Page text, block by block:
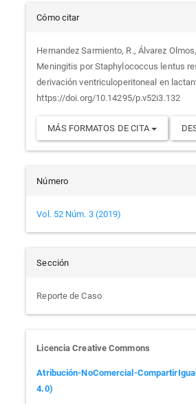
Detalles
del
artículo
Cómo citar
Hernandez Sarmiento, R., Álvarez
Meningitis por Staphylococcus lentus
derivación ventriculoperitoneal en
https://doi.org/10.14295/p.v52i3.132
MÁS FORMATOS DE CITA
Número
Vol. 52 Núm. 3 (2019)
Sección
Reporte de Caso
Licencia Creative Commons
Atribución-NoComercial-
4.0)